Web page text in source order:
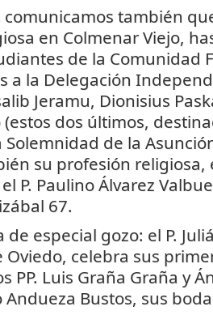
comunicamos también
en Colmenar Viejo,
de la Comunidad
a la Delegación
Jeramu, Dionisius
dos últimos,
de la
su profesión
P. Paulino Álvarez
67.
de especial gozo: el P.
celebra sus
PP. Luis Graña Graña y
Andueza Bustos, sus